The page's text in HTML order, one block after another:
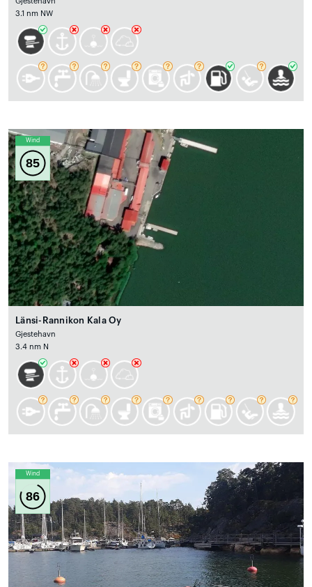
3.1 nm NW
Wind
85
Länsi-Rannikon Kala Oy
Gjestehavn
3.4 nm N
Wind
86